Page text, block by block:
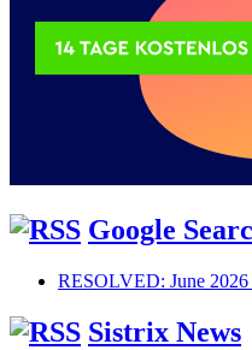
Google
RESOLVED: June 2026
Sistrix News